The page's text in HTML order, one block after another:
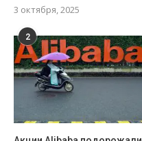
3 октября, 2025
2